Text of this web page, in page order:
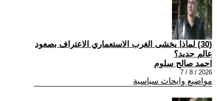
(30) لماذا يخشى الغرب الاستعماري الاعتراف بصعود
عالم جديد؟
احمد صالح سلوم
2026 / 8 / 7
مواضيع وابحاث سياسية